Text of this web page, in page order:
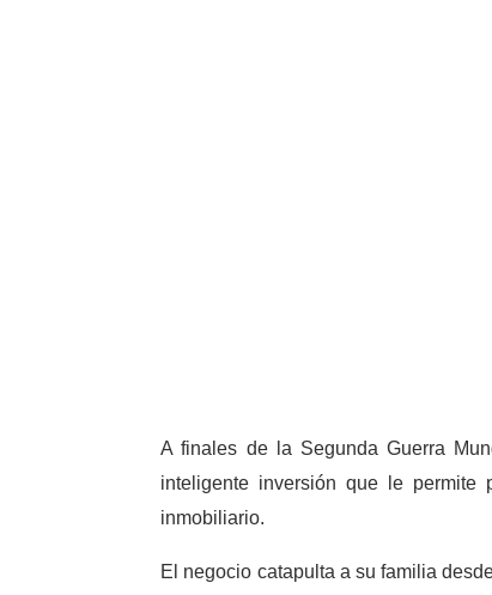
A finales de la Segunda Guerra
inteligente inversión que le
inmobiliario.
El negocio catapulta a su familia